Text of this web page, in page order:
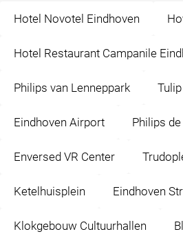
Hotel Novotel Eindhoven
Hotel Restaurant Campanile
Philips van Lenneppark
Eindhoven Airport Philips
Enversed VR Center
Ketelhuisplein Eindhoven
Klokgebouw Cultuurhallen